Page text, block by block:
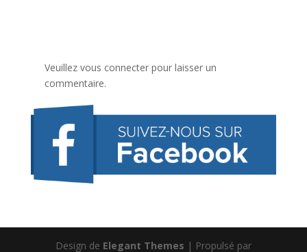
Veuillez vous connecter pour laisser un
commentaire.
Design de Elegant Themes | Propulsé par